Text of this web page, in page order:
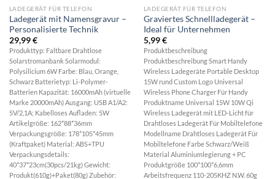
LADEGERÄT FÜR TELEFON
Ladegerät mit Namensgravur –
Personalisierte Technik
29,99€
Produkttyp: Faltbare Drahtlose
Solarstromanbank Solarmodul:
Polysilicium 6W Farbe: Blau, Orange,
Schwarz Batterietyp: Li-Polymer-
Batterien Kapazität: 16000mAh (virtuelle
Marke 20000mAh) Ausgang: USB A1/A2:
5V/2,1A; Kabelloses Aufladen: 5W
Artikelgröße: 162*88*36mm
Verpackungsgröße: 178*105*45mm
(Kraftpaket) Material: ABS+TPU
Verpackungsdetails:
40*37*23cm(30pcs/21kg) Gewicht:
Produkt(610g)+Paket(80g) Zubehör:
LADEGERÄT FÜR TELEFON
Graviertes Schnellladegerät –
Ideal für Unternehmen
5,99€
Produktbeschreibung
Produktbeschreibung Smart Handy
Wireless Ladegeräte Portable Desktop
15W rund Custom Logo Universal
Wireless Phone Charger Für Handy
Produktname Universal 15W 10W Qi
Wireless Ladegerät mit LED-Licht für
Drahtloses Ladegerät Für Mobiltelefone
Modellname Drahtloses Ladegerät Für
Mobiltelefone Farbe Schwarz/Weiß
Material Aluminiumlegierung + PC
Produktgröße 100*100*6,6mm
Arbeitsfrequenz 110-205KHZ N.W. 60g